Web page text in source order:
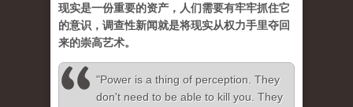
现实是一份重要的资产，人们需要有牢牢抓住它
的意识，调查性新闻就是将现实从权力手里夺回
来的崇高艺术。
"Power is a thing of perception. They
don't need to be able to kill you. They